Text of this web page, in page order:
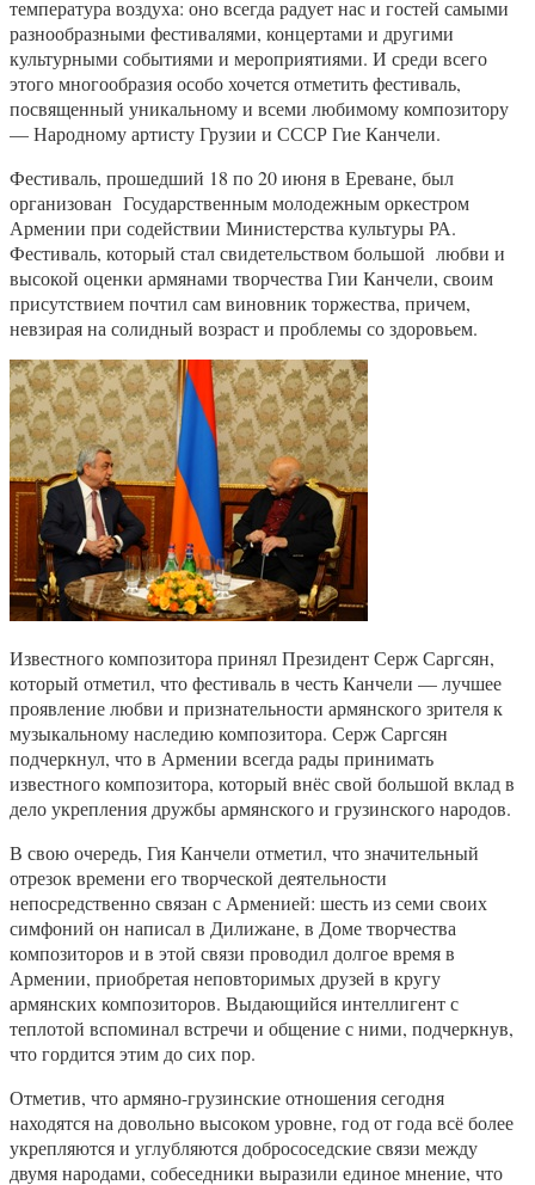
температура воздуха: оно всегда радует нас и гостей самыми
разнообразными фестивалями, концертами и другими
культурными событиями и мероприятиями. И среди всего
этого многообразия особо хочется отметить фестиваль,
посвященный уникальному и всеми любимому композитору
— Народному артисту Грузии и СССР Гие Канчели.
Фестиваль, прошедший 18 по 20 июня в Ереване, был
организован Государственным молодежным оркестром
Армении при содействии Министерства культуры РА.
Фестиваль, который стал свидетельством большой любви и
высокой оценки армянами творчества Гии Канчели, своим
присутствием почтил сам виновник торжества, причем,
невзирая на солидный возраст и проблемы со здоровьем.
Известного композитора принял Президент Серж Саргсян,
который отметил, что фестиваль в честь Канчели — лучшее
проявление любви и признательности армянского зрителя к
музыкальному наследию композитора. Серж Саргсян
подчеркнул, что в Армении всегда рады принимать
известного композитора, который внёс свой большой вклад в
дело укрепления дружбы армянского и грузинского народов.
В свою очередь, Гия Канчели отметил, что значительный
отрезок времени его творческой деятельности
непосредственно связан с Арменией: шесть из семи своих
симфоний он написал в Дилижане, в Доме творчества
композиторов и в этой связи проводил долгое время в
Армении, приобретая неповторимых друзей в кругу
армянских композиторов. Выдающийся интеллигент с
теплотой вспоминал встречи и общение с ними, подчеркнув,
что гордится этим до сих пор.
Отметив, что армяно-грузинские отношения сегодня
находятся на довольно высоком уровне, год от года всё более
укрепляются и углубляются добрососедские связи между
двумя народами, собеседники выразили единое мнение, что